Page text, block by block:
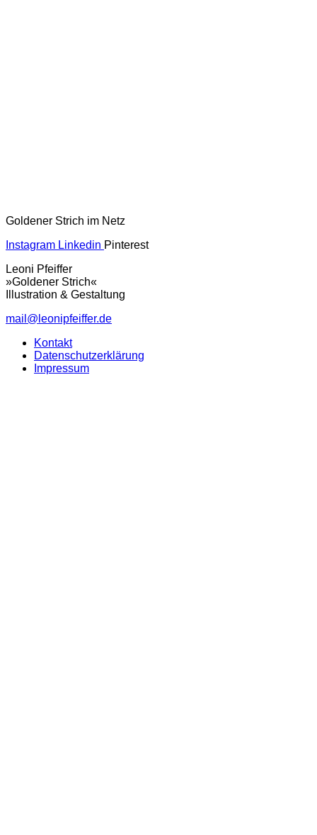
Goldener Strich im Netz
Instagram Linkedin Pinterest
Leoni Pfeiffer
»Goldener Strich«
Illustration & Gestaltung
mail@leonipfeiffer.de
Kontakt
Datenschutzerklärung
Impressum